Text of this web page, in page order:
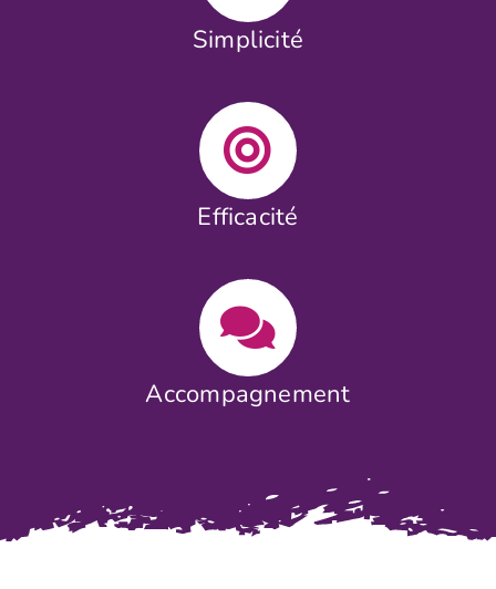
Simplicité
Efficacité
Accompagnement